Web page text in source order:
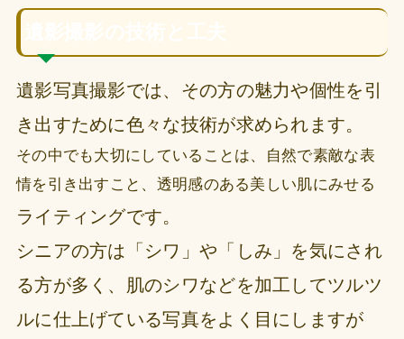
遺影写真撮影では、その方の魅力や個性を引
き出すために色々な技術が求められます。
その中でも大切にしていることは、自然で素敵な表
情を引き出すこと、透明感のある美しい肌にみせる
ライティングです。
シニアの方は「シワ」や「しみ」を気にされ
る方が多く、肌のシワなどを加工してツルツ
ルに仕上げている写真をよく目にしますが